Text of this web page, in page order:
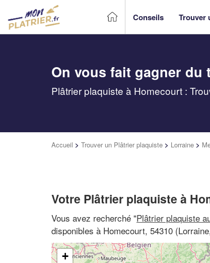
Conseils Trouver
On vous fait gagner du
Plâtrier plaquiste à Homecourt :
Accueil > Trouver un Plâtrier plaquiste > Lorraine >
Votre Plâtrier plaquiste à
Vous avez recherché "Plâtrier plaquiste
disponibles à Homecourt, 54310
+